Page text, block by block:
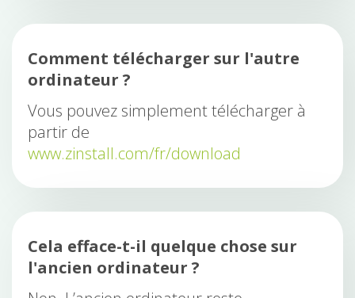
Comment télécharger sur l'autre
ordinateur ?
Vous pouvez simplement télécharger à
partir de
www.zinstall.com/fr/download
Cela efface-t-il quelque chose sur
l'ancien ordinateur ?